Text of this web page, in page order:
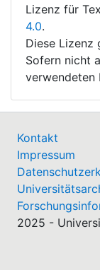
Lizenz für
4.0.
Diese Lizenz
Sofern nicht
verwendeten
Kontakt
Impressum
2025 -